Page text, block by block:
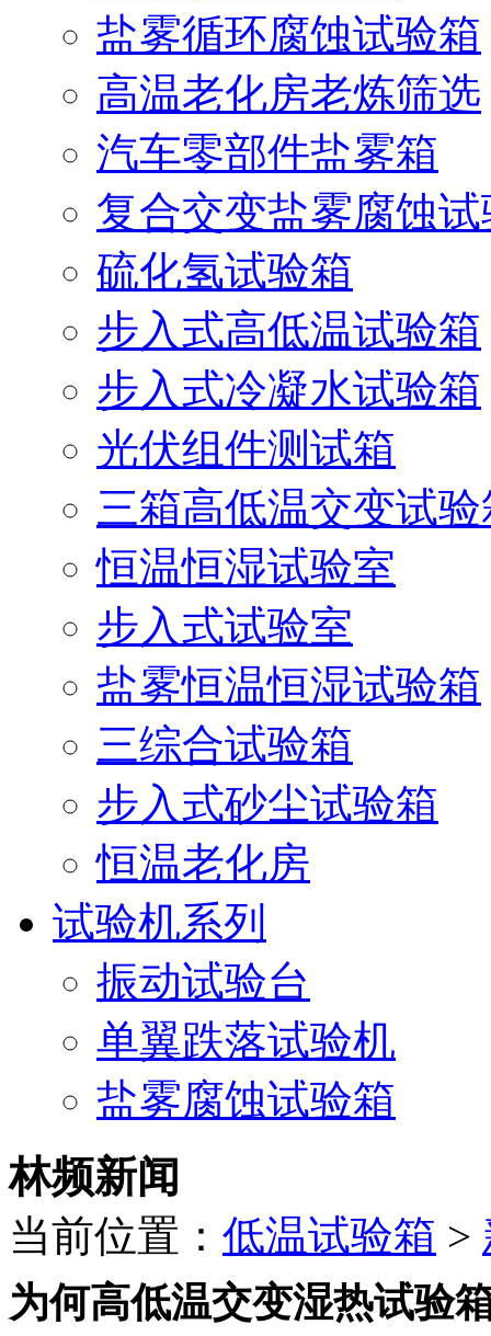
盐雾循环腐蚀试验箱
高温老化房老炼筛选
汽车零部件盐雾箱
复合交变盐雾腐蚀
硫化氢试验箱
步入式高低温试验箱
步入式冷凝水试验箱
光伏组件测试箱
三箱高低温交变试验
恒温恒湿试验室
步入式试验室
盐雾恒温恒湿试验箱
三综合试验箱
步入式砂尘试验箱
恒温老化房
试验机系列
振动试验台
单翼跌落试验机
盐雾腐蚀试验箱
林频新闻
当前位置： 低温试验箱 >
为何高低温交变湿热试验